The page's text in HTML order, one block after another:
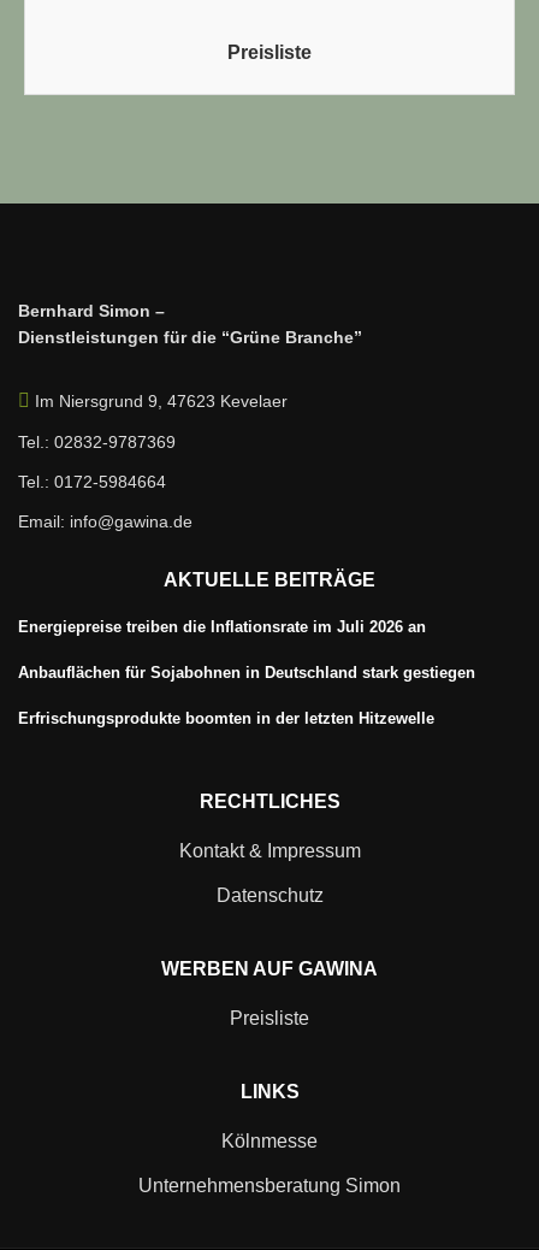
Preisliste
Bernhard Simon –
Dienstleistungen für die “Grüne Branche”
Im Niersgrund 9, 47623 Kevelaer
Tel.: 02832-9787369
Tel.: 0172-5984664
Email: info@gawina.de
AKTUELLE BEITRÄGE
Energiepreise treiben die Inflationsrate im Juli 2026 an
Anbauflächen für Sojabohnen in Deutschland stark gestiegen
Erfrischungsprodukte boomten in der letzten Hitzewelle
RECHTLICHES
Kontakt & Impressum
Datenschutz
WERBEN AUF GAWINA
Preisliste
LINKS
Kölnmesse
Unternehmensberatung Simon